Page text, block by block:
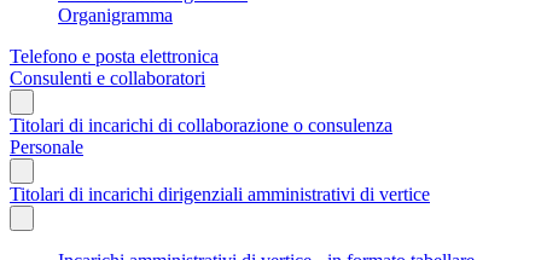
Organigramma
Telefono e posta elettronica
Consulenti e collaboratori
Titolari di incarichi di collaborazione o consulenza
Personale
Titolari di incarichi dirigenziali amministrativi di vertice